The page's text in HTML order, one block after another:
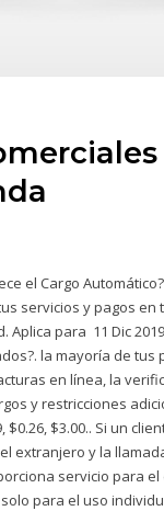
el Cargo
servicios y pagos en
Aplica para 11 Dic
la mayoría de tus
en línea, la
y restricciones
$0.26, $3.00.. Si un
extranjero y la
servicio para el
para el uso